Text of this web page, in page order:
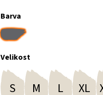
Barva
Velikost
S M L XL